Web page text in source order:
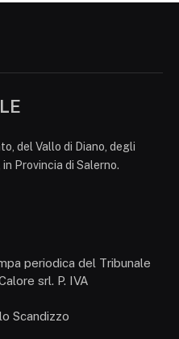
del Vallo di Diano, degli
Provincia di Salerno.
periodica del Tribunale
srl. P. IVA
Scandizzo